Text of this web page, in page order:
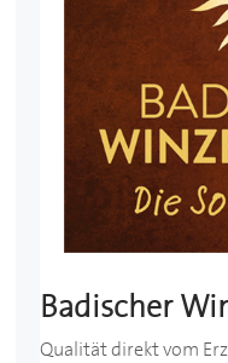
Badischer
Qualität direkt vom